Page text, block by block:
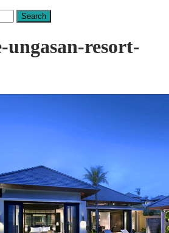
ungasan-resort-